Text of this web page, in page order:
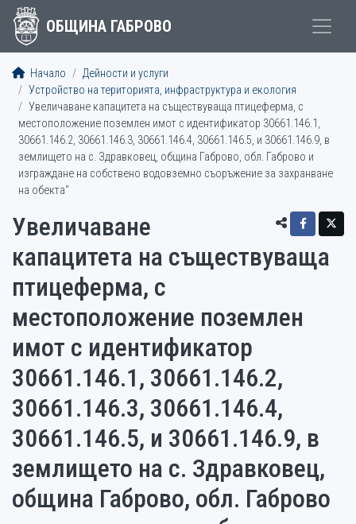
ОБЩИНА ГАБРОВО
Начало
Дейности и услуги
Устройство на територията, инфраструктура и екология
Увеличаване капацитета на съществуваща птицеферма, с
местоположение поземлен имот с идентификатор 30661.146.1,
30661.146.2, 30661.146.3, 30661.146.4, 30661.146.5, и 30661.146.9, в
землището на с. Здравковец, община Габрово, обл. Габрово и
изграждане на собствено водовземно съоръжение за захранване
на обекта“
Увеличаване
капацитета на съществуваща
птицеферма, с
местоположение поземлен
имот с идентификатор
30661.146.1, 30661.146.2,
30661.146.3, 30661.146.4,
30661.146.5, и 30661.146.9, в
землището на с. Здравковец,
община Габрово, обл. Габрово